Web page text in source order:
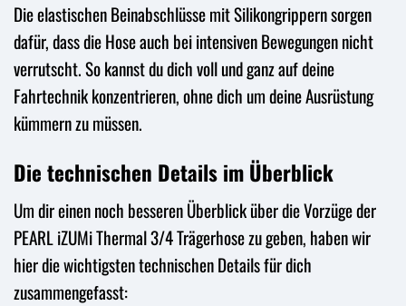
Die elastischen Beinabschlüsse mit Silikongrippern sorgen
dafür, dass die Hose auch bei intensiven Bewegungen nicht
verrutscht. So kannst du dich voll und ganz auf deine
Fahrtechnik konzentrieren, ohne dich um deine Ausrüstung
kümmern zu müssen.
Die technischen Details im Überblick
Um dir einen noch besseren Überblick über die Vorzüge der
PEARL iZUMi Thermal 3/4 Trägerhose zu geben, haben wir
hier die wichtigsten technischen Details für dich
zusammengefasst: